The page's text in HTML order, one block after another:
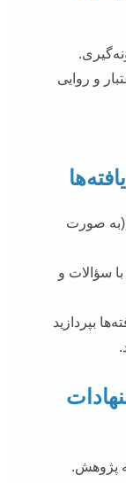
و روایی
(به صورت
سؤالات و
بپردازید
پژوهش.